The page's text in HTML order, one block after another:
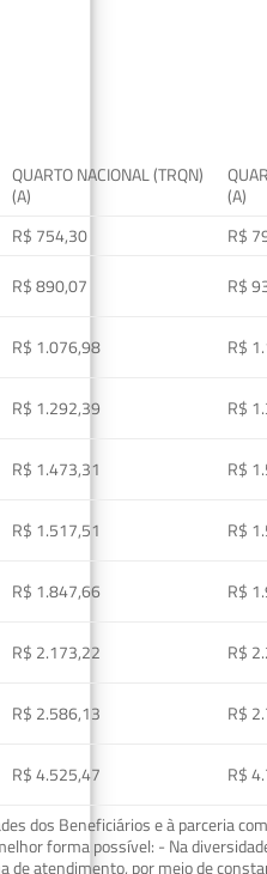
QUARTO NACIONAL (TRQN)
(A)
(A)
R$ 754,30
R$
R$ 890,07
R$
R$ 1.076,98
R$
R$ 1.292,39
R$
R$ 1.473,31
R$
R$ 1.517,51
R$
R$ 1.847,66
R$
R$ 2.173,22
R$
R$ 2.586,13
R$
R$ 4.525,47
R$
dos Beneficiários e à parceria
forma possível: - Na
de atendimento, por meio de